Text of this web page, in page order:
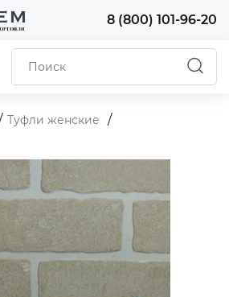
8 (800) 101-96-20
Туфли женские